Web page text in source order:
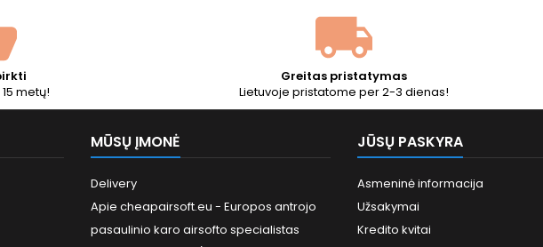
metų!
Greitas pristatymas
Lietuvoje pristatome per 2-3 dienas!
MŪSŲ ĮMONĖ
Delivery
Apie cheapairsoft.eu - Europos antrojo
pasaulinio karo airsofto specialistas
JŪSŲ PASKYRA
Asmeninė informacija
Užsakymai
Kredito kvitai